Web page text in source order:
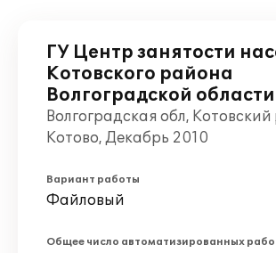
ГУ Центр занятости
Котовского района
Волгоградской
Волгоградская обл, Котовский
Котово, Декабрь 2010
Вариант работы
Файловый
Общее число автоматизированных